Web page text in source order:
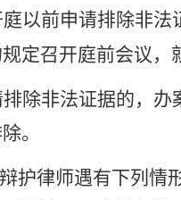
以前申请排除非
定召开庭前会议
除非法证据的，
。
辩护律师遇有下列情